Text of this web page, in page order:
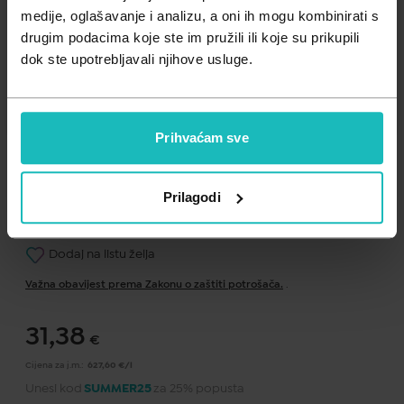
medije, oglašavanje i analizu, a oni ih mogu kombinirati s
drugim podacima koje ste im pružili ili koje su prikupili
dok ste upotrebljavali njihove usluge.
Prihvaćam sve
Prilagodi
Zdravlje muškarca
Zdravlje žene
Minerali
Probiotici i prebiotici
Dodaj na listu želja
Važna obavijest prema Zakonu o zaštiti potrošača. .
31,38 €
Cijena za j.m.: 627,60 €/l
Unesi kod SUMMER25 za 25% popusta